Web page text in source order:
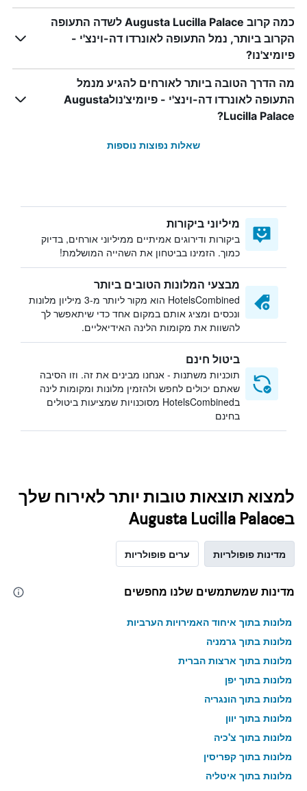
כמה קרוב Augusta Lucilla Palace לשדה התעופה
הקרוב ביותר, נמל התעופה לאונרדו דה-וינצ'י -
פיומיצ'נו?
מה הדרך הטובה ביותר לאורחים להגיע מנמל
התעופה לאונרדו דה-וינצ'י - פיומיצ'נולAugusta
Lucilla Palace?
שאלות נפוצות נוספות
מיליוני ביקורות
ביקורות ודירוגים אמיתיים ממיליוני אורחים, בדיוק
כמוך. הזמינו בביטחון את השהייה המושלמת!
מבצעי המלונות הטובים ביותר
HotelsCombined הוא מקור ליותר מ-3 מיליון מלונות
ונכסים ומציג אותם במקום אחד כדי שיתאפשר לך
להשוות את מקומות הלינה האידיאליים.
ביטול חינם
תוכניות משתנות - אנחנו מבינים את זה. וזו הסיבה
שאתם יכולים לחפש ולהזמין מלונות ומקומות לינה
בHotelsCombined מסוכנויות שמציעות ביטולים
בחינם
למצוא תוצאות טובות יותר לאירוח שלך
בAugusta Lucilla Palace
מדינות פופולריות ערים פופולריות
מדינות שמשתמשים שלנו מחפשים
מלונות בתוך איחוד האמירויות הערביות
מלונות בתוך גרמניה
מלונות בתוך ארצות הברית
מלונות בתוך יפן
מלונות בתוך הונגריה
מלונות בתוך יוון
מלונות בתוך צ'כיה
מלונות בתוך קפריסין
מלונות בתוך איטליה